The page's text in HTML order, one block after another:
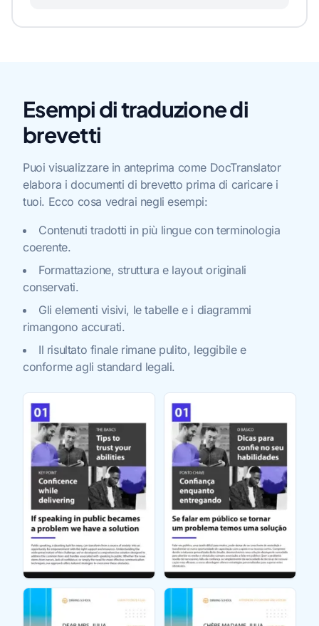
Esempi di traduzione di
brevetti
Puoi visualizzare in anteprima come DocTranslator
elabora i documenti di brevetto prima di caricare i
tuoi. Ecco cosa vedrai negli esempi:
Contenuti tradotti in più lingue con terminologia
coerente.
Formattazione, struttura e layout originali
conservati.
Gli elementi visivi, le tabelle e i diagrammi
rimangono accurati.
Il risultato finale rimane pulito, leggibile e
conforme agli standard legali.